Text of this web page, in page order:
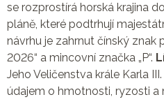
se rozprostírá horská krajina
pláně, které podtrhují
návrhu je zahrnut čínský znak
2026“ a mincovní značka „P“.
Jeho Veličenstva krále Karla
údajem o hmotnosti, ryzosti a